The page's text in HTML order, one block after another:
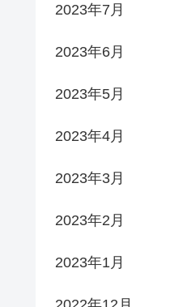
2023年7月
2023年6月
2023年5月
2023年4月
2023年3月
2023年2月
2023年1月